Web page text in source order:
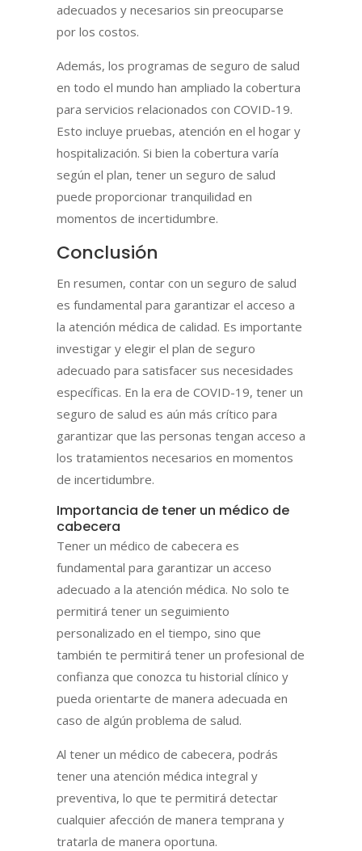
adecuados y necesarios sin preocuparse
por los costos.
Además, los programas de seguro de salud
en todo el mundo han ampliado la cobertura
para servicios relacionados con COVID-19.
Esto incluye pruebas, atención en el hogar y
hospitalización. Si bien la cobertura varía
según el plan, tener un seguro de salud
puede proporcionar tranquilidad en
momentos de incertidumbre.
Conclusión
En resumen, contar con un seguro de salud
es fundamental para garantizar el acceso a
la atención médica de calidad. Es importante
investigar y elegir el plan de seguro
adecuado para satisfacer sus necesidades
específicas. En la era de COVID-19, tener un
seguro de salud es aún más crítico para
garantizar que las personas tengan acceso a
los tratamientos necesarios en momentos
de incertidumbre.
Importancia de tener un médico de
cabecera
Tener un médico de cabecera es
fundamental para garantizar un acceso
adecuado a la atención médica. No solo te
permitirá tener un seguimiento
personalizado en el tiempo, sino que
también te permitirá tener un profesional de
confianza que conozca tu historial clínico y
pueda orientarte de manera adecuada en
caso de algún problema de salud.
Al tener un médico de cabecera, podrás
tener una atención médica integral y
preventiva, lo que te permitirá detectar
cualquier afección de manera temprana y
tratarla de manera oportuna.